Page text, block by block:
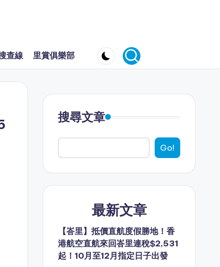
查線 里賞俱樂部
搜尋文章
Go!
最新文章
【峇里】抵價直航度假勝地！香
港航空直航來回峇里連稅$2,531
起！10月至12月指定日子出發